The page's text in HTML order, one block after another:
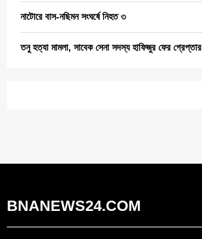
নাটোরে বাস-নছিমন সংঘর্ষে নিহত ৩
তনু হত্যা মামলা, সাবেক সেনা সদস্য হাফিজুর ফের গ্রেপ্তার
BNANEWS24.COM